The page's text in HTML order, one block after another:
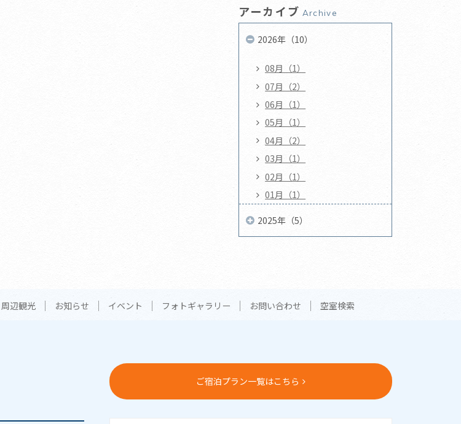
アーカイブ Archive
2026年（10）
08月（1）
07月（2）
06月（1）
05月（1）
04月（2）
03月（1）
02月（1）
01月（1）
2025年（5）
周辺観光 お知らせ イベント フォトギャラリー お問い合わせ 空室検索
ご宿泊プラン一覧はこちら